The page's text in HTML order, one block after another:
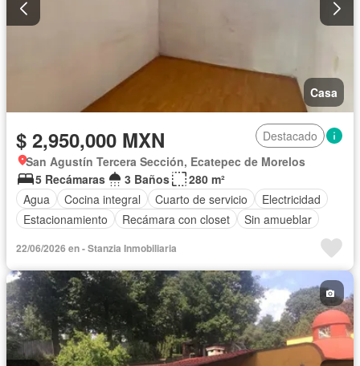
Casa
$ 2,950,000 MXN
Destacado
San Agustín Tercera Sección, Ecatepec de Morelos
5 Recámaras
3 Baños
280 m²
Agua
Cocina integral Cuarto de servicio
Electricidad
Estacionamiento
Recámara con closet Sin amueblar
22/06/2026 en - Stanzia Inmobiliaria